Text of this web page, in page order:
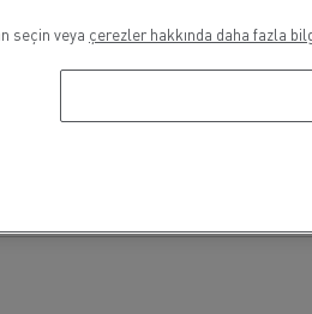
seçin veya çerezler hakkında daha fazla